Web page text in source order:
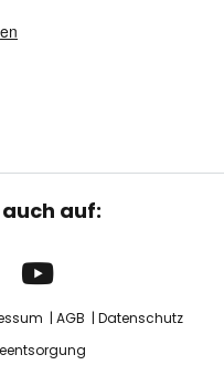
auf:
AGB
Datenschutz